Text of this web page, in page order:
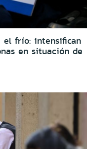
el frío: intensifican
en situación de